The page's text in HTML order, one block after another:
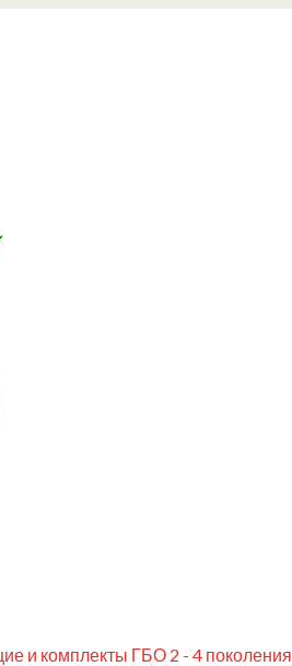
и комплекты ГБО 2 - 4 поколения